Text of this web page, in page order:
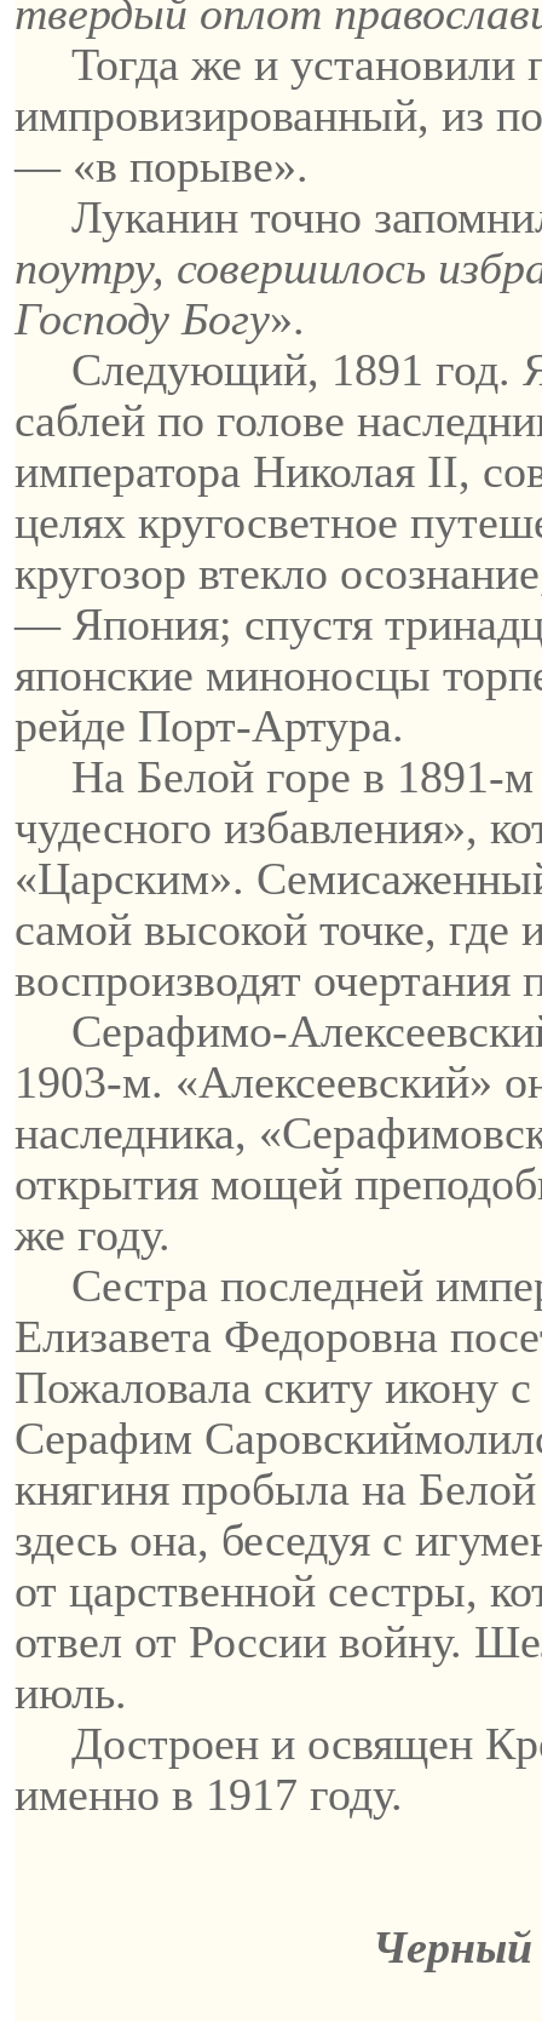
твердый оплот
Тогда же и
импровизированный, из
— «в порыве».
Луканин точно
поутру, совершилось
Господу Богу».
Следующий, 1891 год.
саблей по голове
императора Николая II,
целях кругосветное
кругозор втекло
— Япония; спустя
японские миноносцы
рейде Порт-Артура.
На Белой горе в 1891-
чудесного избавления»,
«Царским».
самой высокой точке, где
воспроизводят очертания
Серафимо-
1903-м. «Алексеевский»
наследника,
открытия мощей
же году.
Сестра последней
Елизавета Федоровна
Пожаловала скиту икону
Серафим Саровский
княгиня пробыла на
здесь она, беседуя с
от царственной сестры,
отвел от России войну.
июль.
Достроен и освящен
именно в 1917 году.
Черный